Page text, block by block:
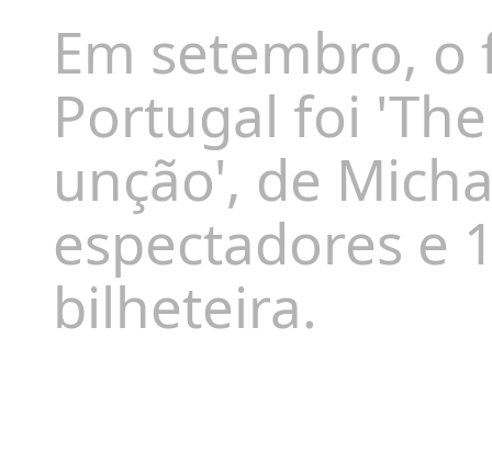
Em setembro,
Portugal foi
unção', de
espectadores e
bilheteira.